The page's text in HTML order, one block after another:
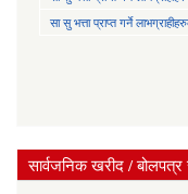
सा‍ सु भत्ता प्राप्त गर्ने
सार्वजनिक खरीद /